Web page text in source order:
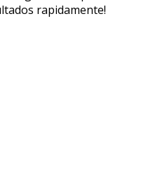
rapidamente!